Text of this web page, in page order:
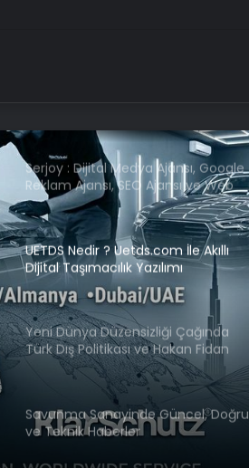
Kabak çekirdeğine “Salmonella”,
Serjoy : Dijital Medya Ajansı, Google
Reklam Ajansı, SEO Ajansı ve Web
Tasarım Ajansı
UETDS Nedir ? Uetds.com İle Akıllı
Dijital Taşımacılık Yazılımı
Yeni Dünya Düzensizliği Çağında
Türk Dış Politikası ve Hakan Fidan
Faktörü
Savunma Sanayinde Güncel, Doğru
ve Teknik Haberler